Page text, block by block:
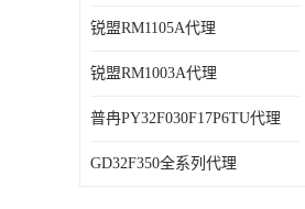
锐盟RM1105A代理
锐盟RM1003A代理
普冉PY32F030F17P6TU代理
GD32F350全系列代理